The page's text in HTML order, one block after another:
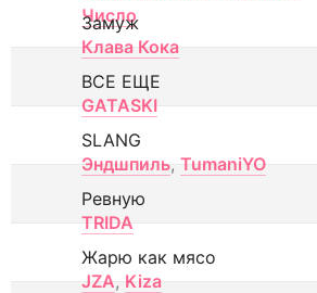
Число
Замуж
Клава Кока
ВСЕ ЕЩЕ
GATASKI
SLANG
Эндшпиль, TumaniYO
Ревную
TRIDA
Жарю как мясо
JZA, Kiza